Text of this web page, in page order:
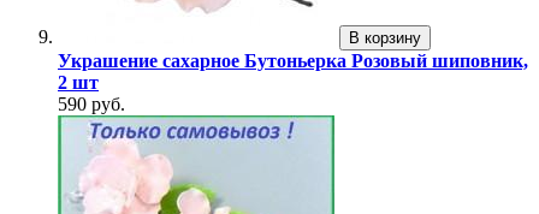
В корзину
Украшение сахарное Бутоньерка Розовый шиповник,
2 шт
590 руб.